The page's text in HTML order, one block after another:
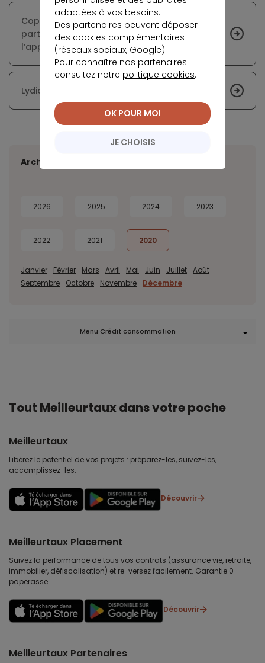
Copropriété : la jouissance exclusive d’une «
partie commune » ne permet pas
l’appropriation
Lydia continue de diversifier ses offres
Archives
2026 2025 2024 2023
2022 2021 2020
Janvier Février Mars Avril Mai Juin Juillet Août
Septembre
Octobre Novembre Décembre
Menu Crédit consommation
Tout Meilleurtaux dans votre poche
Meilleurtaux
Libérez le potentiel de vos projets : préparez-les, suivez-les,
accomplissez-les.
Découvrir
Meilleurtaux Placement
Suivez la performance de tous vos contrats (assurance vie, retraite,
immobilier, défiscalisation) et re-versez facilement. Garantie 0
paperasse.
Découvrir
Meilleurtaux Partenaires
adaptées à vos besoins.
Des partenaires peuvent déposer
des cookies complémentaires
(réseaux sociaux, Google).
Pour connaître nos partenaires
consultez notre politique cookies.
JE CHOISIS
OK POUR MOI